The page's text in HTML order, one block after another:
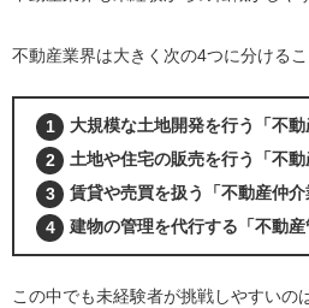
不動産業界は大きく次の4つに分けるこ
大規模な土地開発を行う「不動
土地や住宅の販売を行う「不動
賃貸や売買を扱う「不動産仲介
建物の管理を代行する「不動産
この中でも未経験者が挑戦しやすいの